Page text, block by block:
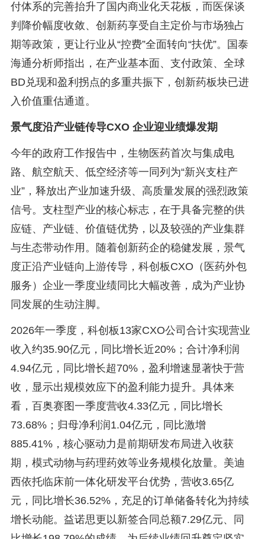
付体系的完善抬升了国内商业化天花板，而医保谈
判降价幅度收敛、创新药享受自主定价与市场独占
期等政策，更让行业从“控费”全面转向“扶优”。国泰
海通分析师指出，在产业基本面、支付政策、全球
BD兑现和盈利拐点的多重共振下，创新药板块已进
入价值重估通道。
景气度沿产业链传导CXO 企业迎业绩爆发期
今年的政府工作报告中，生物医药首次与集成电
路、航空航天、低空经济等一同列为“新兴支柱产
业”，释放出产业加速升级、高质量发展的强烈政策
信号。支柱型产业的核心标志，在于具备完整的供
应链、产业链、价值链优势，以及较强的产业集群
与生态带动作用。随着创新药企的稳健发展，景气
度正沿产业链向上游传导，科创板CXO（医药外包
服务）企业一季度业绩同比大幅改善，成为产业协
同发展的生动注脚。
2026年一季度，科创板13家CXO公司合计实现营业
收入约35.90亿元，同比增长近20%；合计净利润
4.94亿元，同比增长超70%，盈利增速显著快于营
收，显示出规模效应下的盈利能力提升。具体来
看，百奥赛图一季度营收4.33亿元，同比增长
73.68%；归母净利润1.04亿元，同比激增
885.41%，核心驱动力是前期研发布局进入收获
期，模式动物与药理药效等业务规模化放量。美迪
西依托临床前一体化研发平台优势，营收3.65亿
元，同比增长36.52%，充足的订单储备转化为持续
增长动能。益诺思更以新签合同总额7.29亿元、同